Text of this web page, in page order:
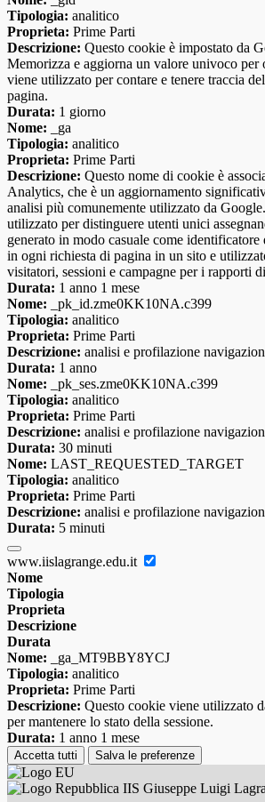
Tipologia: analitico
Proprieta: Prime Parti
Descrizione: Questo cookie è impostato da
Memorizza e aggiorna un valore univoco per
viene utilizzato per contare e tenere traccia
pagina.
Durata: 1 giorno
Nome: _ga
Tipologia: analitico
Proprieta: Prime Parti
Descrizione: Questo nome di cookie è
Analytics, che è un aggiornamento
analisi più comunemente utilizzato da
utilizzato per distinguere utenti unici
generato in modo casuale come
in ogni richiesta di pagina in un sito e
visitatori, sessioni e campagne per i rapporti
Durata: 1 anno 1 mese
Nome: _pk_id.zme0KK10NA.c399
Tipologia: analitico
Proprieta: Prime Parti
Descrizione: analisi e profilazione
Durata: 1 anno
Nome: _pk_ses.zme0KK10NA.c399
Tipologia: analitico
Proprieta: Prime Parti
Descrizione: analisi e profilazione
Durata: 30 minuti
Nome: LAST_REQUESTED_TARGET
Tipologia: analitico
Proprieta: Prime Parti
Descrizione: analisi e profilazione
Durata: 5 minuti
www.iislagrange.edu.it
Nome
Tipologia
Proprieta
Descrizione
Durata
Nome: _ga_MT9BBY8YCJ
Tipologia: analitico
Proprieta: Prime Parti
Descrizione: Questo cookie viene utilizzato
per mantenere lo stato della sessione.
Durata: 1 anno 1 mese
Accetta tutti Salva le preferenze
IIS Giuseppe Luigi